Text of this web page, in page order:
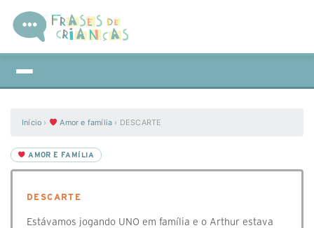
Início › Amor e família › DESCARTE
AMOR E FAMÍLIA
DESCARTE
Estávamos jogando UNO em família e o Arthur estava